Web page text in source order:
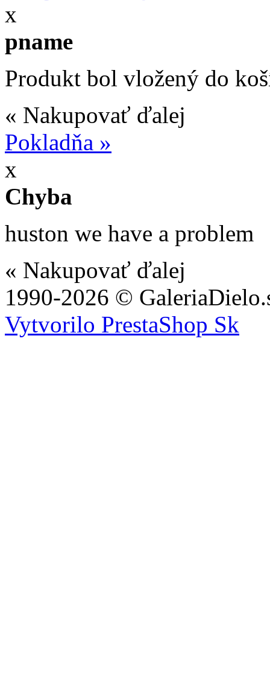
x
pname
Produkt bol vložený do
« Nakupovať ďalej
Pokladňa »
x
Chyba
huston we have a problem
« Nakupovať ďalej
1990-2026 ©
Vytvorilo PrestaShop Sk